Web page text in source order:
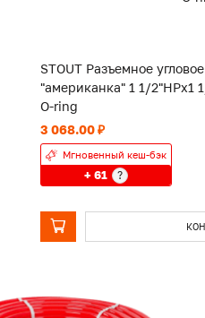
STOUT Разъемное
"американка" 1 1/2"НРx1
O-ring
3 068.00 ₽
Мгновенный кеш-бэк
+ 61 ?